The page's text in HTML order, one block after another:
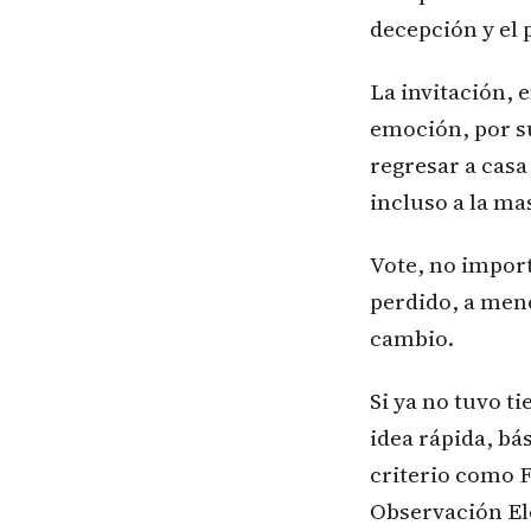
decepción y el
La invitación,
emoción, por
regresar a
incluso a la
Vote, no
perdido, a
cambio.
Si ya no tuvo
idea rápida,
criterio como
Observación